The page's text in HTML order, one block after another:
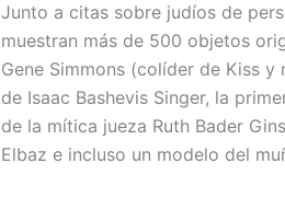
Junto a citas sobre judíos de
muestran más de 500 objetos
Gene Simmons (colíder de Kiss
de Isaac Bashevis Singer, la
de la mítica jueza Ruth Bader
Elbaz e incluso un modelo del